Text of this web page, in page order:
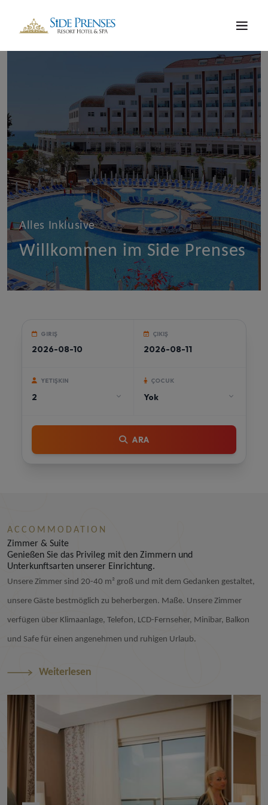
Alles Inklusive
Willkommen im Side Prenses
GIRIŞ ÇIKIŞ
YETIŞKIN ÇOCUK
ARA
ACCOMMODATION
Zimmer & Suite
Genießen Sie das Privileg mit den Zimmern und
Unterkunftsarten unserer Einrichtung.
Unsere Zimmer sind 20-40 m² groß und mit dem Gedanken gestaltet,
unsere Gäste bestmöglich zu beherbergen. Maße. Unsere Zimmer
verfügen über Klimaanlage, Telefon, LCD-Fernseher, Minibar, Balkon
und Safe für einen angenehmen und ruhigen Urlaub.
Weiterlesen